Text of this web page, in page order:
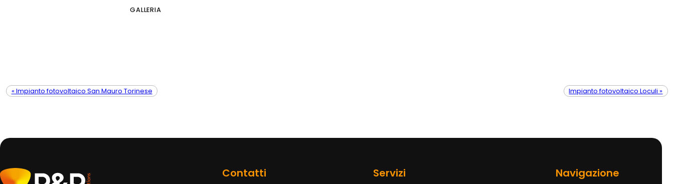
GALLERIA
« Impianto fotovoltaico San Mauro Torinese Impianto fotovoltaico Loculi »
Contatti Servizi Navigazione